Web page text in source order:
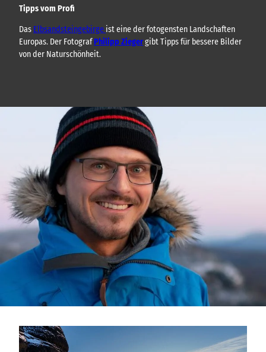
Tipps vom Profi
Das Elbsandsteingebirge ist eine der fotogensten Landschaften
Europas. Der FotografPhilipp Ziegergibt Tipps für bessere Bilder
von der Naturschönheit.